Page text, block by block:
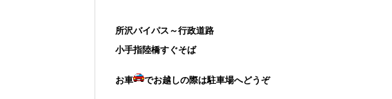
所沢バイパス～行政道路
小手指陸橋すぐそば
お車 でお越しの際は駐車場へどうぞ